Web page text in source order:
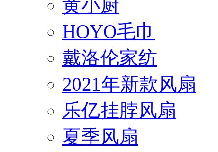
黄小厨
HOYO毛巾
戴洛伦家纺
2021年新款风扇
乐亿挂脖风扇
夏季风扇